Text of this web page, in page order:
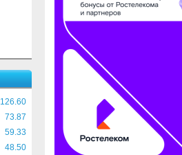
126.60
73.87
59.33
48.50